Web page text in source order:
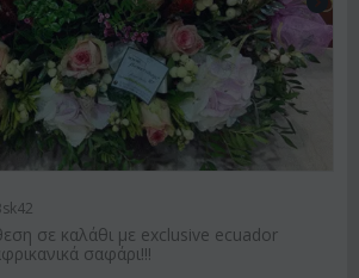
σε καλάθι με exclusive ecuador
σαφάρι!!!